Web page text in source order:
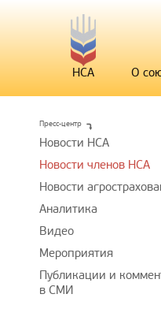
НСА О
Пресс-центр
Новости НСА
Новости членов НСА
Новости
Аналитика
Видео
Мероприятия
Публикации и
в СМИ